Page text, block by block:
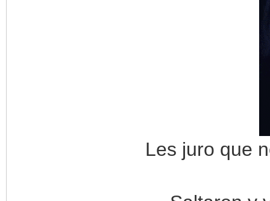
Les juro que